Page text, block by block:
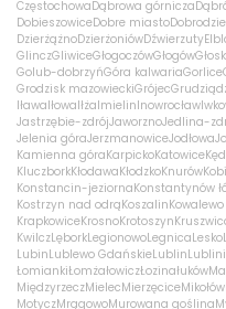
CzęstochowaDąbrowa górnicza
DobieszowiceDobre miasto
DzierżążnoDzierżoniówDźwierzuty
GlinczGliwiceGłogoczówGłogów
Golub-dobrzyńGóra kalwariaGorlice
Grodzisk mazowieckiGrójec
IławaIłowaIłżaImielinInowrocław
Jastrzębie-zdrójJaworznoJedlina-
Jelenia góraJerzmanowiceJodłowa
Kamienna góraKarpickoKatowice
KluczborkKłodawaKłodzkoKnurów
Konstancin-jeziornaKonstantynów
Kostrzyn nad odrąKoszalin
KrapkowiceKrosnoKrotoszyn
KwilczLęborkLegionowoLegnicaLesko
LubinLublewo GdańskieLublin
ŁomiankiŁomżałowiczŁozinałuków
MiędzyrzeczMielecMierzęciceMikołów
MotyczMrągowoMurowana goślina